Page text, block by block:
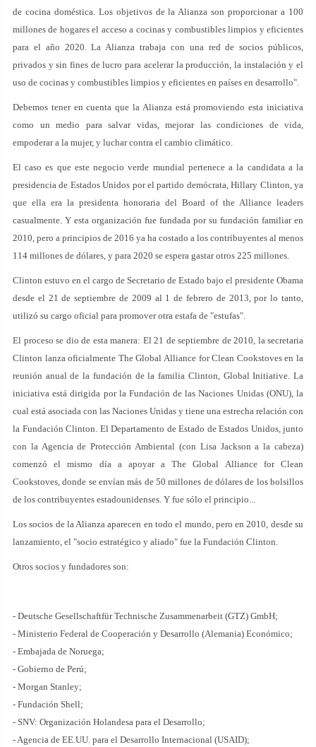
de cocina doméstica. Los objetivos de la Alianza son proporcionar a 100
millones de hogares el acceso a cocinas y combustibles limpios y eficientes
para el año 2020. La Alianza trabaja con una red de socios públicos,
privados y sin fines de lucro para acelerar la producción, la instalación y el
uso de cocinas y combustibles limpios y eficientes en países en desarrollo".
Debemos tener en cuenta que la Alianza está promoviendo esta iniciativa
como un medio para salvar vidas, mejorar las condiciones de vida,
empoderar a la mujer, y luchar contra el cambio climático.
El caso es que este negocio verde mundial pertenece a la candidata a la
presidencia de Estados Unidos por el partido demócrata, Hillary Clinton, ya
que ella era la presidenta honoraria del Board of the Alliance leaders
casualmente. Y esta organización fue fundada por su fundación familiar en
2010, pero a principios de 2016 ya ha costado a los contribuyentes al menos
114 millones de dólares, y para 2020 se espera gastar otros 225 millones.
Clinton estuvo en el cargo de Secretario de Estado bajo el presidente Obama
desde el 21 de septiembre de 2009 al 1 de febrero de 2013, por lo tanto,
utilizó su cargo oficial para promover otra estafa de "estufas".
El proceso se dio de esta manera: El 21 de septiembre de 2010, la secretaria
Clinton lanza oficialmente The Global Alliance for Clean Cookstoves en la
reunión anual de la fundación de la familia Clinton, Global Initiative. La
iniciativa está dirigida por la Fundación de las Naciones Unidas (ONU), la
cual está asociada con las Naciones Unidas y tiene una estrecha relación con
la Fundación Clinton. El Departamento de Estado de Estados Unidos, junto
con la Agencia de Protección Ambiental (con Lisa Jackson a la cabeza)
comenzó el mismo día a apoyar a The Global Alliance for Clean
Cookstoves, donde se envían más de 50 millones de dólares de los bolsillos
de los contribuyentes estadounidenses. Y fue sólo el principio...
Los socios de la Alianza aparecen en todo el mundo, pero en 2010, desde su
lanzamiento, el "socio estratégico y aliado" fue la Fundación Clinton.
Otros socios y fundadores son:
- Deutsche Gesellschaftfür Technische Zusammenarbeit (GTZ) GmbH;
- Ministerio Federal de Cooperación y Desarrollo (Alemania) Económico;
- Embajada de Noruega;
- Gobierno de Perú;
- Morgan Stanley;
- Fundación Shell;
- SNV: Organización Holandesa para el Desarrollo;
- Agencia de EE.UU. para el Desarrollo Internacional (USAID);